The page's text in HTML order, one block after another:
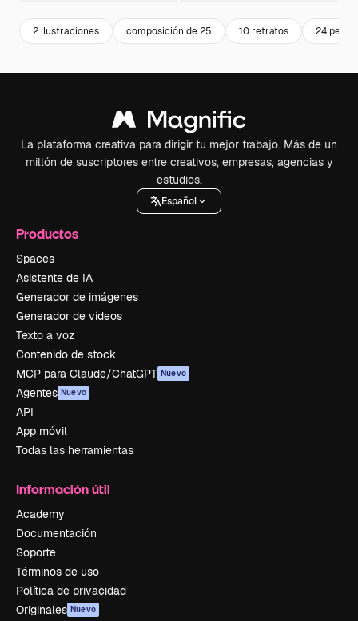
2 ilustraciones composición de 25 10 retratos 24
La plataforma creativa para dirigir tu mejor trabajo. Más de un
millón de suscriptores entre creativos, empresas, agencias y
estudios.
Español
Productos
Spaces
Asistente de IA
Generador de imágenes
Generador de vídeos
Texto a voz
Contenido de stock
MCP para Claude/ChatGPT Nuevo
Agentes Nuevo
API
App móvil
Todas las herramientas
Información útil
Academy
Documentación
Soporte
Términos de uso
Política de privacidad
Originales Nuevo